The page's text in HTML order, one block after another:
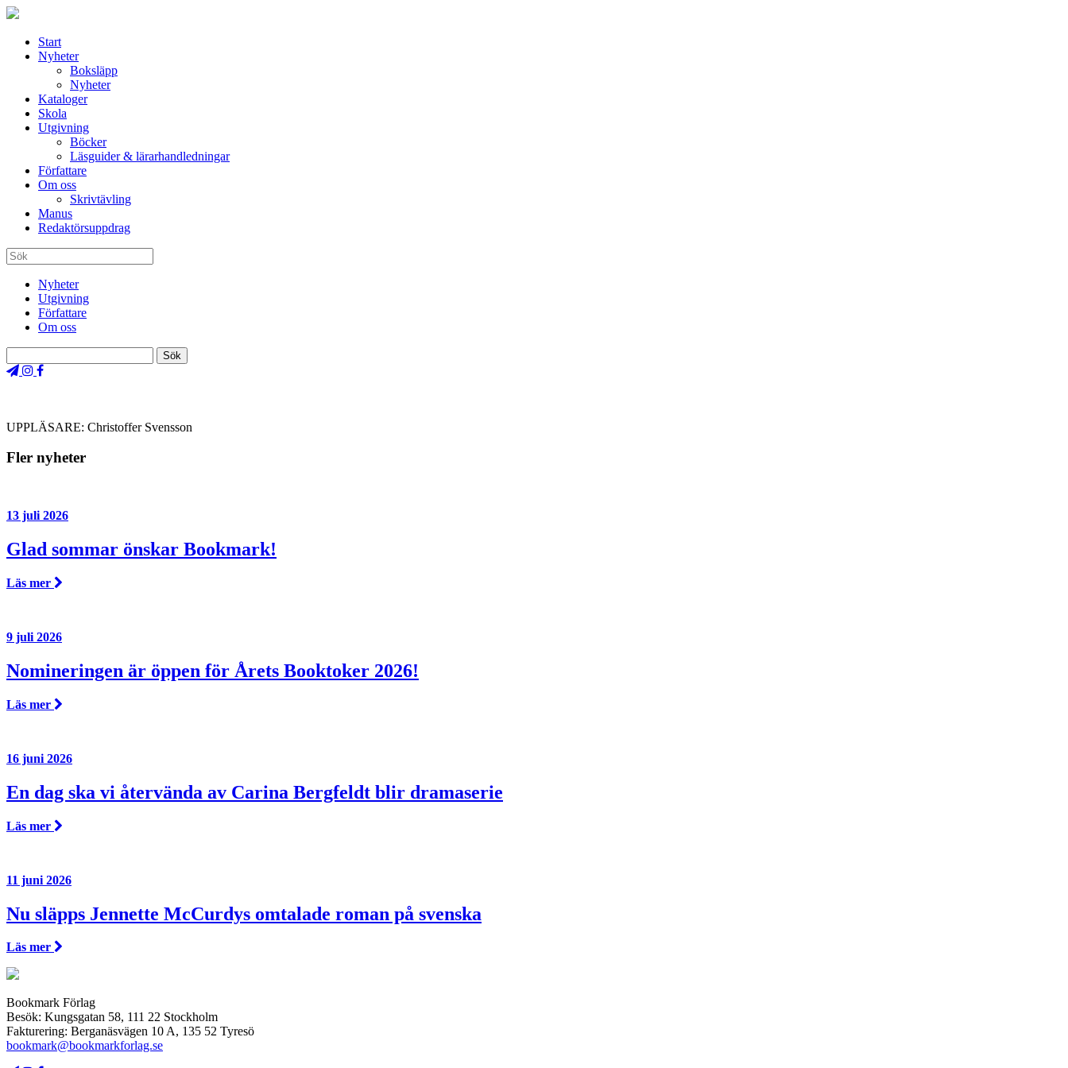
Start
Nyheter
Boksläpp
Nyheter
Kataloger
Skola
Utgivning
Böcker
Läsguider & lärarhandledningar
Författare
Om oss
Skrivtävling
Manus
Redaktörsuppdrag
Nyheter
Utgivning
Författare
Om oss
UPPLÄSARE: Christoffer Svensson
Fler nyheter
13 juli 2026
Glad sommar önskar Bookmark!
Läs mer
9 juli 2026
Nomineringen är öppen för Årets Booktoker 2026!
Läs mer
16 juni 2026
En dag ska vi återvända av Carina Bergfeldt blir dramaserie
Läs mer
11 juni 2026
Nu släpps Jennette McCurdys omtalade roman på svenska
Läs mer
Bookmark Förlag
Besök: Kungsgatan 58, 111 22 Stockholm
Fakturering: Berganäsvägen 10 A, 135 52 Tyresö
bookmark@bookmarkforlag.se